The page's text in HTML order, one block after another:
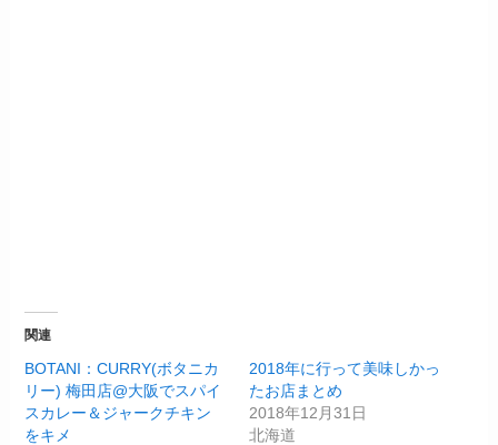
関連
BOTANI：CURRY(ボタニカ
リー) 梅田店@大阪でスパイ
スカレー＆ジャークチキン
をキメ
2018年に行って美味しかっ
たお店まとめ
2018年12月31日
北海道